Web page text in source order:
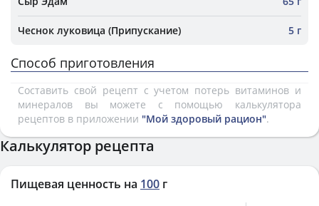
Чеснок луковица (Припускание) 5 г
Способ приготовления
Составить свой рецепт с учетом потерь витаминов и
минералов вы можете с помощью калькулятора
рецептов в приложении "Мой здоровый рацион".
Калькулятор рецепта
Пищевая ценность на 100 г